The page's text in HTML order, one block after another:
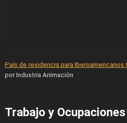
País de residencia para Iberoamericanos
por Industria Animación
Trabajo y Ocupaciones